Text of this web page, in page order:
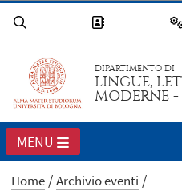
DIPARTIMENTO DI
LINGUE,
MODERNE -
MENU
Home Archivio eventi